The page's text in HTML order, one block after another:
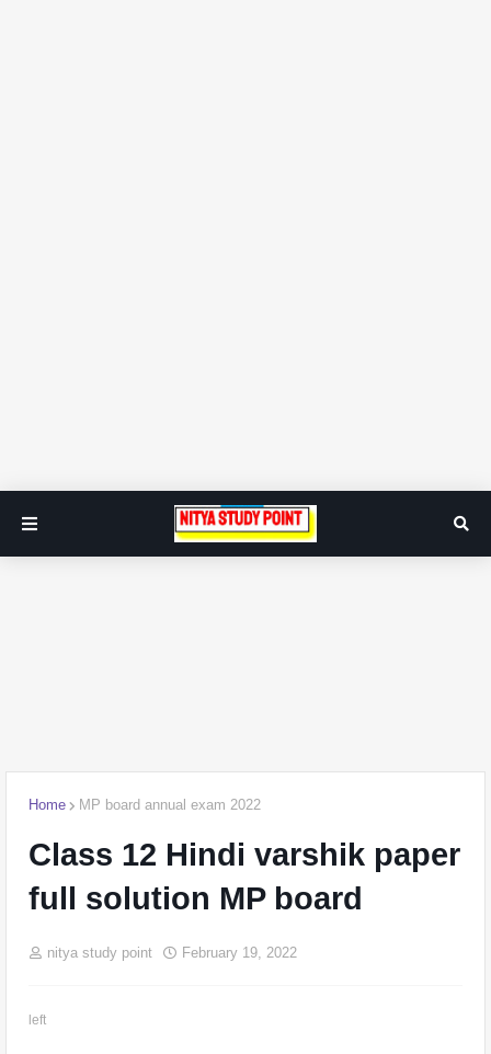
Home MP board annual exam 2022
Class 12 Hindi varshik paper
full solution MP board
nitya study point February 19, 2022
left